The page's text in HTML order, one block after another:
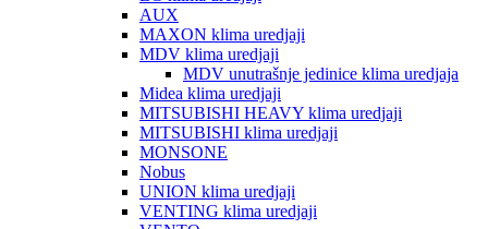
AUX
MAXON klima uredjaji
MDV klima uredjaji
MDV unutrašnje jedinice klima uredjaja
Midea klima uredjaji
MITSUBISHI HEAVY klima uredjaji
MITSUBISHI klima uredjaji
MONSONE
Nobus
UNION klima uredjaji
VENTING klima uredjaji